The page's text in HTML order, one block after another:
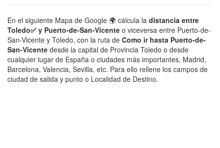
En el siguiente Mapa de Google 🌍 cálcula la distancia entre
Toledo✅ y Puerto-de-San-Vicente o viceversa entre Puerto-de-
San-Vicente y Toledo, con la ruta de Como ir hasta Puerto-de-
San-Vicente desde la capital de Provincia Toledo o desde
cualquier lugar de España o ciudades más importantes, Madrid,
Barcelona, Valencia, Sevilla, etc. Para ello rellene los campos de
ciudad de salida y punto o Localidad de Destino.